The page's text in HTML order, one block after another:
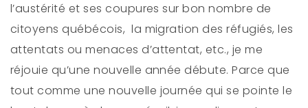
l’austérité et ses coupures sur bon nombre de
citoyens québécois, la migration des réfugiés, les
attentats ou menaces d’attentat, etc., je me
réjouie qu’une nouvelle année débute. Parce que
tout comme une nouvelle journée qui se pointe le